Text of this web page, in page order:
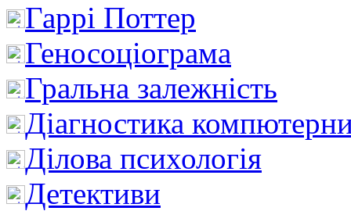
Гаррі Поттер
Геносоціограма
Гральна залежність
Діагностика
Ділова психологія
Детективи